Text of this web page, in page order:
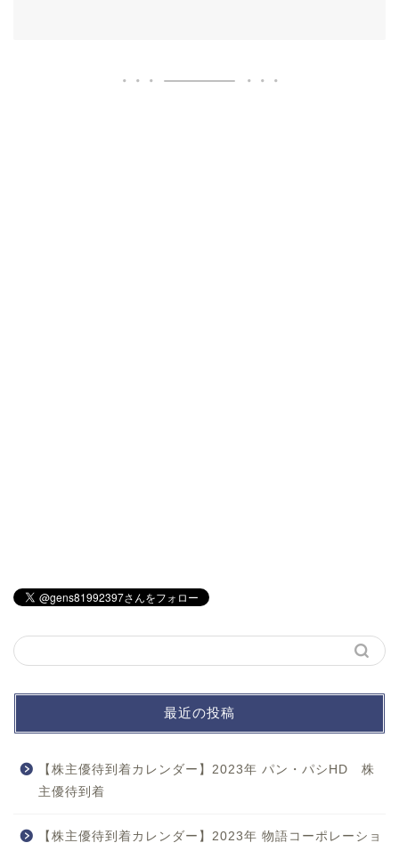
最近の投稿
【株主優待到着カレンダー】2023年 パン・パシHD 株
主優待到着
【株主優待到着カレンダー】2023年 物語コーポレーショ